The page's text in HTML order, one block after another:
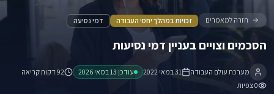
חזרה למאמרים זכויות במהלך יחסי העבודה דמי נסיעה
הסכמים וצויים בעניין דמי נסיעות
מערכת עולם העבודה 31 במאי 2022 עודכן 13 במאי 2026
92 דקות קריאה
0צפיות